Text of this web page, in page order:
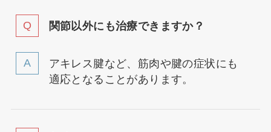
関節以外にも治療できますか？
アキレス腱など、筋肉や腱の症状にも
適応となることがあります。